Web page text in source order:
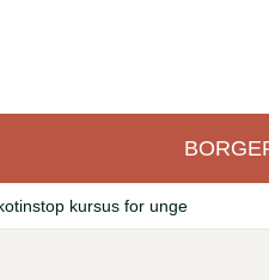
kursus for unge